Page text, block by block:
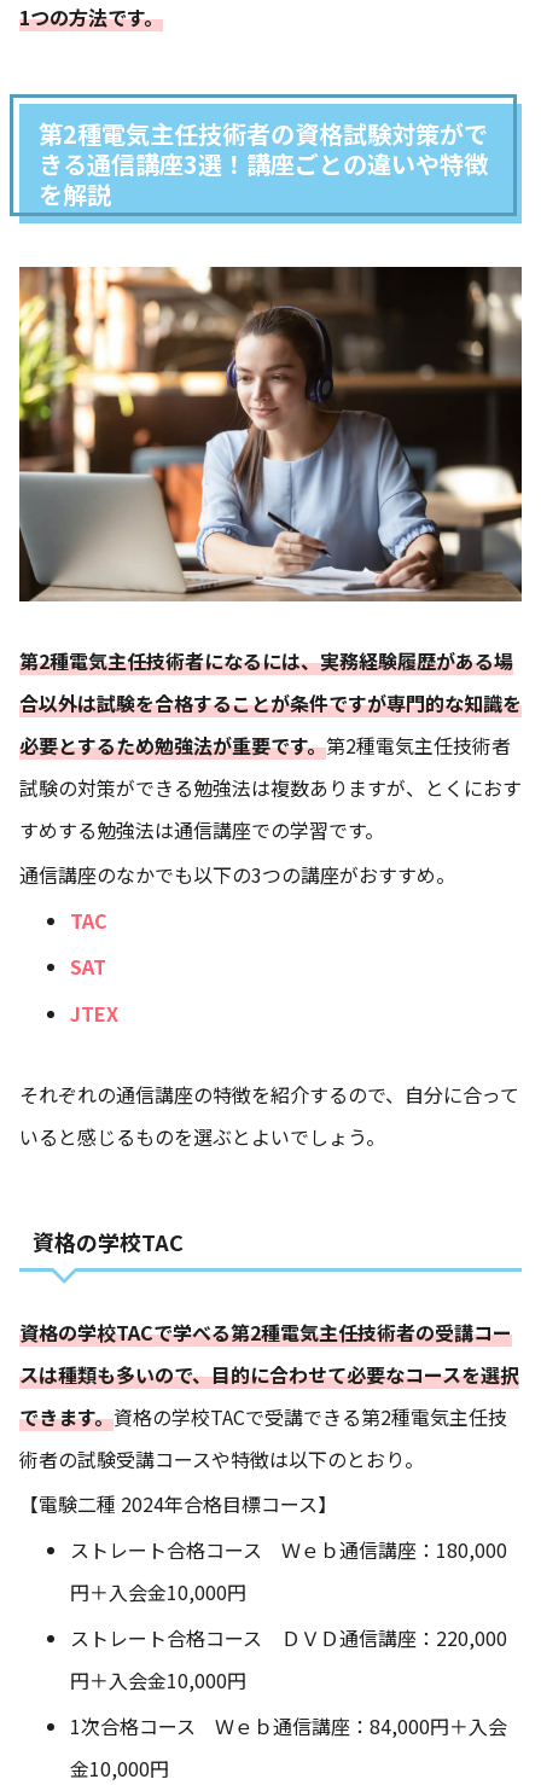
1つの方法です。
第2種電気主任技術者の資格試験対策がで
きる通信講座3選！講座ごとの違いや特徴
を解説
第2種電気主任技術者になるには、実務経験履歴がある場
合以外は試験を合格することが条件ですが専門的な知識を
必要とするため勉強法が重要です。第2種電気主任技術者
試験の対策ができる勉強法は複数ありますが、とくにおす
すめする勉強法は通信講座での学習です。
通信講座のなかでも以下の3つの講座がおすすめ。
TAC
SAT
JTEX
それぞれの通信講座の特徴を紹介するので、自分に合って
いると感じるものを選ぶとよいでしょう。
資格の学校TAC
資格の学校TACで学べる第2種電気主任技術者の受講コー
スは種類も多いので、目的に合わせて必要なコースを選択
できます。資格の学校TACで受講できる第2種電気主任技
術者の試験受講コースや特徴は以下のとおり。
【電験二種 2024年合格目標コース】
ストレート合格コース Ｗｅｂ通信講座：180,000
円＋入会金10,000円
ストレート合格コース ＤＶＤ通信講座：220,000
円＋入会金10,000円
1次合格コース Ｗｅｂ通信講座：84,000円＋入会
金10,000円